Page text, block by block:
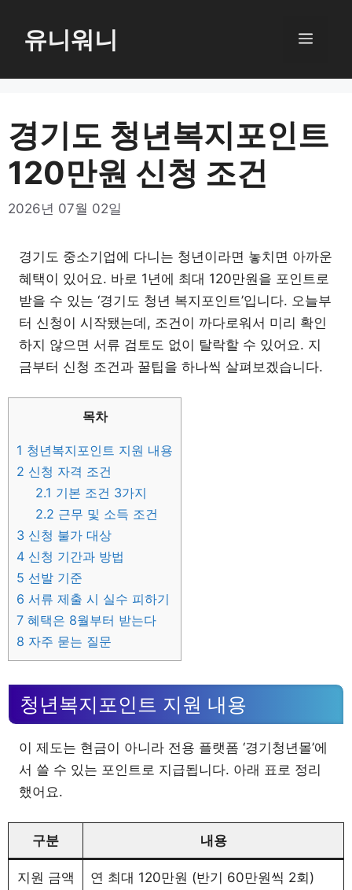
로
너
뛰
기
유니워니 메
경기도 청년복지포인트
120만원 신청 조건
2026년 07월 02일
경기도 중소기업에 다니는 청년이라면 놓치면 아까운
혜택이 있어요. 바로 1년에 최대 120만원을 포인트로
받을 수 있는 ‘경기도 청년 복지포인트’입니다. 오늘부
터 신청이 시작됐는데, 조건이 까다로워서 미리 확인
하지 않으면 서류 검토도 없이 탈락할 수 있어요. 지
금부터 신청 조건과 꿀팁을 하나씩 살펴보겠습니다.
목차
1 청년복지포인트 지원 내용
2 신청 자격 조건
2.1 기본 조건 3가지
2.2 근무 및 소득 조건
3 신청 불가 대상
4 신청 기간과 방법
5 선발 기준
6 서류 제출 시 실수 피하기
7 혜택은 8월부터 받는다
8 자주 묻는 질문
청년복지포인트 지원 내용
이 제도는 현금이 아니라 전용 플랫폼 ‘경기청년몰’에
서 쓸 수 있는 포인트로 지급됩니다. 아래 표로 정리
했어요.
구분 내용
지원 금액 연 최대 120만원 (반기 60만원씩 2회)